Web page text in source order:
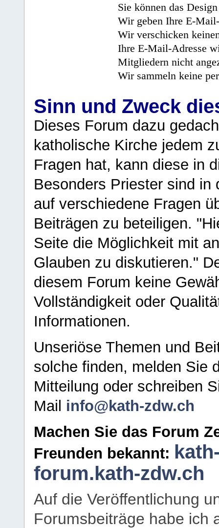
Sie können das
Wir geben Ihre E-
Wir verschicken
Ihre E-Mail-Adresse
Mitgliedern nicht
Wir sammeln keine
Sinn und Zweck
Dieses Forum dazu
katholische Kirche jedem
Fragen hat, kann diese in
Besonders Priester sind in
auf verschiedene Fragen
Beiträgen zu beteiligen.
Seite die Möglichkeit mit
Glauben zu diskutieren."
diesem Forum keine
Vollständigkeit oder
Informationen.
Unseriöse Themen und
solche finden, melden Sie
Mitteilung oder schreiben
Mail info@kath-zdw.ch
Machen Sie das Forum
Freunden bekannt:
forum.kath-zdw.ch
Auf die Veröffentlichung
Forumsbeiträge habe ich